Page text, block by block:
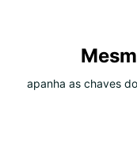
apanha as chaves